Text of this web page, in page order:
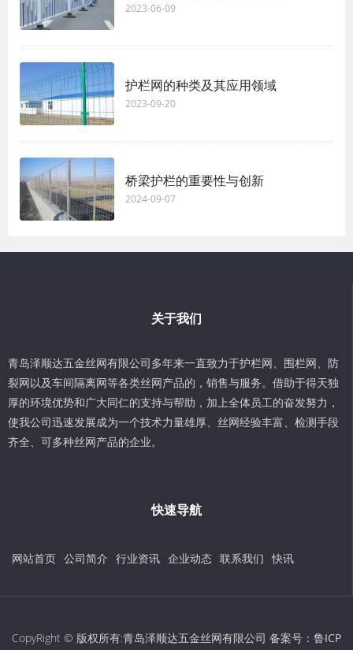
2023-06-09
护栏网的种类及其应用领域
2023-09-20
桥梁护栏的重要性与创新
2024-09-07
关于我们
青岛泽顺达五金丝网有限公司多年来一直致力于护栏网、围栏网、防
裂网以及车间隔离网等各类丝网产品的，销售与服务。借助于得天独
厚的环境优势和广大同仁的支持与帮助，加上全体员工的奋发努力，
使我公司迅速发展成为一个技术力量雄厚、丝网经验丰富、检测手段
齐全、可多种丝网产品的企业。
快速导航
网站首页 公司简介 行业资讯 企业动态 联系我们 快讯
CopyRight © 版权所有:青岛泽顺达五金丝网有限公司 备案号： 鲁ICP